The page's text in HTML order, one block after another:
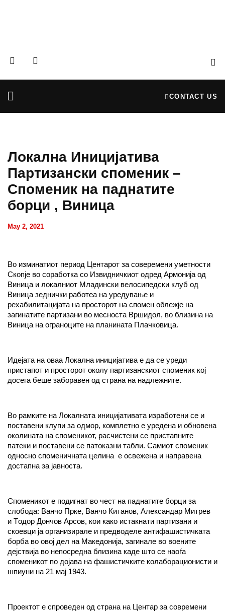
CONTACT US
Локална Иницијатива
Партизански споменик –
Споменик на паднатите
борци , Виница
May 2, 2021
Во изминатиот период Центарот за соверемени уметности
Скопје во соработка со Извидничкиот одред Армонија од
Виница и локалниот Младински велосипедски клуб од
Виница зеднички работеа на уредување и
рехабилитацијата на просторот на спомен облежје на
загинатите партизани во месноста Вршидол, во близина на
Виница на ограноците на планината Плачковица.
Идејата на оваа Локална иницијатива е да се уреди
пристапот и просторот околу партизанскиот споменик кој
досега беше заборавен од страна на надлежните.
Во рамките на Локалната иницијативата изработени се и
поставени клупи за одмор, комплетно е уредена и обновена
околината на споменикот, расчистени се пристапните
патеки и поставени се патоказни табли. Самиот споменик
односно споменичната целина е освежена и направена
достапна за јавноста.
Споменикот е подигнат во чест на паднатите борци за
слобода: Ванчо Прке, Ванчо Китанов, Александар Митрев
и Tодор Дончов Арсов, кои како истакнати партизани и
скоевци ја организирале и предводеле антифашистичката
борба во овој дел на Македонија, загинале во воените
дејствија во непосредна близина каде што се наоѓа
споменикот по дојава на фашистичките колаборационисти и
шпиуни на 21 мај 1943.
Проектот е спроведен од страна на Центар за современи